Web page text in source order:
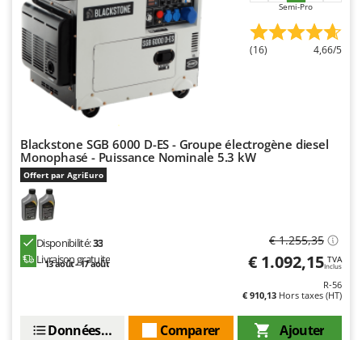
Troy-Bilt
U
Udor
Unger
Vesco
Volpi
W
Weber
Wolf Garten
Semi-Pro
(16) 4,66/5
Blackstone SGB 6000 D-ES - Groupe électrogène diesel
Monophasé - Puissance Nominale 5.3 kW
Offert par AgriEuro
Disponibilité:33
Livraison gratuite
13 août - 17 août
€ 1.255,35
€ 1.092,15 TVA
Inclus
R-56
€ 910,13 Hors taxes (HT)
Ajouter
Comparer
Données techniques